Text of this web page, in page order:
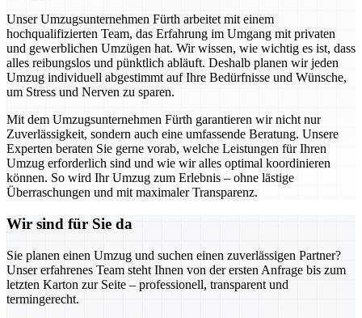
Unser Umzugsunternehmen Fürth arbeitet mit einem
hochqualifizierten Team, das Erfahrung im Umgang mit privaten
und gewerblichen Umzügen hat. Wir wissen, wie wichtig es ist, dass
alles reibungslos und pünktlich abläuft. Deshalb planen wir jeden
Umzug individuell abgestimmt auf Ihre Bedürfnisse und Wünsche,
um Stress und Nerven zu sparen.
Mit dem Umzugsunternehmen Fürth garantieren wir nicht nur
Zuverlässigkeit, sondern auch eine umfassende Beratung. Unsere
Experten beraten Sie gerne vorab, welche Leistungen für Ihren
Umzug erforderlich sind und wie wir alles optimal koordinieren
können. So wird Ihr Umzug zum Erlebnis – ohne lästige
Überraschungen und mit maximaler Transparenz.
Wir sind für Sie da
Sie planen einen Umzug und suchen einen zuverlässigen Partner?
Unser erfahrenes Team steht Ihnen von der ersten Anfrage bis zum
letzten Karton zur Seite – professionell, transparent und
termingerecht.